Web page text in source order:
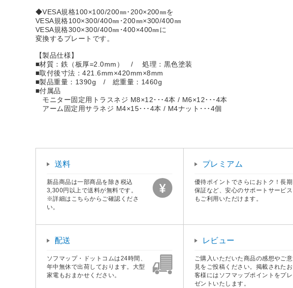
◆VESA規格100×100/200㎜･200×200㎜を
VESA規格100×300/400㎜･200㎜×300/400㎜
VESA規格300×300/400㎜･400×400㎜に
変換するプレートです。
【製品仕様】
■材質：鉄（板厚=2.0mm） / 処理：黒色塗装
■取付後寸法：421.6mm×420mm×8mm
■製品重量：1390g / 総重量：1460g
■付属品
モニター固定用トラスネジ M8×12･･･4本 / M6×12･･･4本
アーム固定用サラネジ M4×15･･･4本 / M4ナット･･･4個
送料
新品商品は一部商品を除き税込
3,300円以上で送料が無料です。
※詳細はこちらからご確認くださ
い。
プレミアム
優待ポイントでさらにおトク！長期
保証など、安心のサポートサービス
もご利用いただけます。
配送
ソフマップ・ドットコムは24時間、
年中無休で出荷しております。大型
家電もおまかせください。
レビュー
ご購入いただいた商品の感想やご意
見をご投稿ください。掲載されたお
客様にはソフマップポイントをプレ
ゼントいたします。